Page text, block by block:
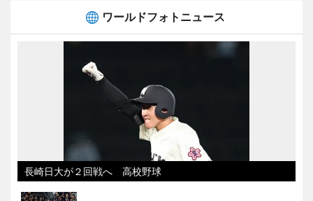
ワールドフォトニュース
長崎日大が２回戦へ 高校野球